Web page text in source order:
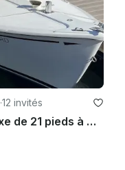
·12 invités
Bateau Duffy électrique de luxe de 21 pieds à Newport Beach (MAP24-0067)